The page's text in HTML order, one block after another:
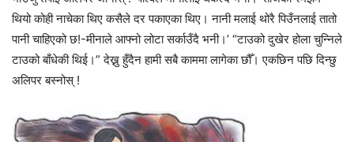
थियो कोही नाचेका थिए कसैले दर पकाएका थिए। नानी मलाई थोरै पिउँनलाई तातो
पानी चाहिएको छ!-मीनाले आफ्नो लोटा सर्काउँदै भनी।’ “टाउको दुखेर होला चुन्निले
टाउको बाँधेकी थिई।” देख्नु हुँदैन हामी सबै काममा लागेका छौँ। एकछिन पछि दिन्छु
अलिपर बस्नोस् !